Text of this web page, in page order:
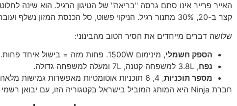
האייר פרייר אינו סתם גרסה "בריאה" של הטיגון הרגיל. הוא שינה
קצר ב-20, 30% מתנור רגיל. הניקוי פשוט, סל הכנסת המזון נשלף ועובר למדיח כלים.
שלושה דברים מייחדים את הסיר הטוב מהבינוני:
הספק חשמלי, מינימום 1500W. פחות מזה = בישול איחד פחות.
נפח, 3.8L למשפחה קטנה, 7L ומעלה למשפחה גדולה.
מספר תוכניות, 4, 6 תוכניות אוטומטיות מאפשרות גמישות מלאה.
חברת Ninja היא המותג המוביל בישראל בקטגוריה הזו, עם יבואן רשמי (שריג אלקטריק) ואחריות מלאה. בהמשך המדריך נשווה את 8 הדגמים הטובים שלהם.